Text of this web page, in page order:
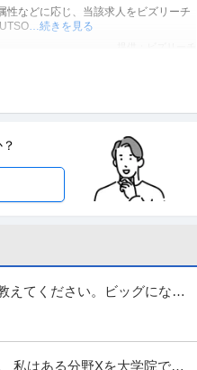
性などに応じ、当該求人をビズリーチ
…続きを見る
！マルチソリューションで市場
ビス ※会員属性などに応じ、当該求
…続きを見る
当
員属性などに応じ、当該求人をビズ
コム グループは…続きを見る
提供：ビズリーチ
えてください。ビッグになら
私はある分野Xを大学院で研